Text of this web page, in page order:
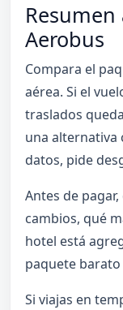
Aerobus
Compara el
aérea. Si el
traslados
una alternativa
datos, pide
Antes de
cambios, qué
hotel está
paquete
Si viajas en